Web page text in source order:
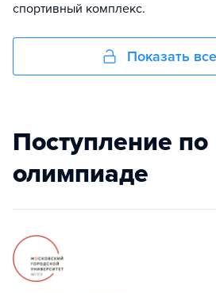
спортивный комплекс.
Показать
Поступление по
олимпиаде